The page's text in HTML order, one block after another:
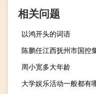
相关问题
以鸿开头的词语
陈鹏任江西抚州市国控
周小宽多大年龄
大学娱乐活动一般都有